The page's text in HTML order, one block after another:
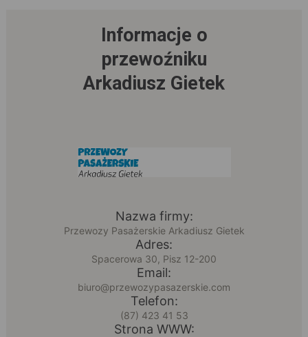
Informacje o
przewoźniku
Arkadiusz Gietek
Nazwa firmy:
Przewozy Pasażerskie Arkadiusz Gietek
Adres:
Spacerowa 30, Pisz 12-200
Email:
biuro@przewozypasazerskie.com
Telefon:
(87) 423 41 53
Strona WWW: